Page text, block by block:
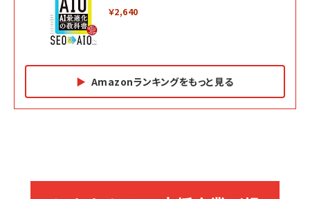
￥2,640
Amazonランキングをもっと見る
副業
カラダ2026／宮舘涼太]